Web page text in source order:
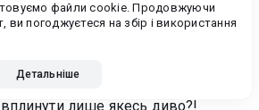
шквал емоцій!! Бідна
ось так і надалі буде
Ні, це нас не влаштовує! Невже
лише якесь диво?!
файли cookie. Продовжуючи
ви погоджуєтеся на збір і використання
Детальніше